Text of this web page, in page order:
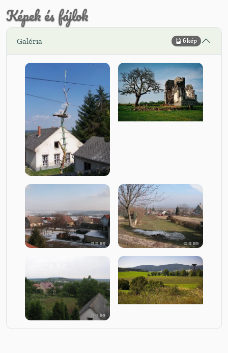
Képek és fájlok
Galéria 6 kép